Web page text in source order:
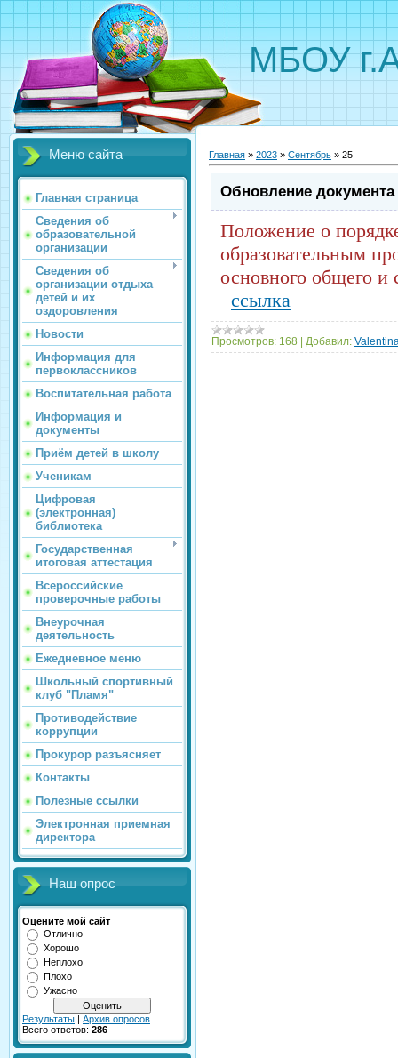
МБОУ
Меню сайта
Главная страница
Сведения об
образовательной
организации
Сведения об
организации отдыха
детей и их
оздоровления
Новости
Информация для
первоклассников
Воспитательная работа
Информация и
документы
Приём детей в школу
Ученикам
Цифровая
(электронная)
библиотека
Государственная
итоговая аттестация
Всероссийские
проверочные работы
Внеурочная
деятельность
Ежедневное меню
Школьный спортивный
клуб "Пламя"
Противодействие
коррупции
Прокурор разъясняет
Контакты
Полезные ссылки
Электронная приемная
директора
Наш опрос
Оцените мой сайт
Отлично
Хорошо
Неплохо
Плохо
Ужасно
Результаты | Архив опросов
Всего ответов: 286
Главная » 2023 » Сентябрь » 25
Обновление документа
Положение о
образовательным
основного общего и
ссылка
Просмотров: 168 Добавил: